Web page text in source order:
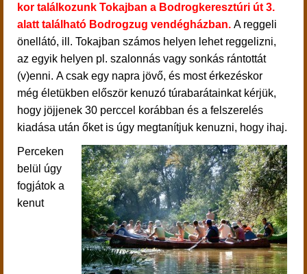
kor találkozunk Tokajban a Bodrogkeresztúri út 3.
alatt található Bodrogzug vendégházban. A reggeli
önellátó, ill. Tokajban számos helyen lehet reggelizni,
az egyik helyen pl. szalonnás vagy sonkás rántottát
(v)enni. A csak egy napra jövő, és most érkezéskor
még életükben először kenuzó túrabarátainkat kérjük,
hogy jöjjenek 30 perccel korábban és a felszerelés
kiadása után őket is úgy megtanítjuk kenuzni, hogy ihaj.
Perceken
belül úgy
fogjátok a
kenut